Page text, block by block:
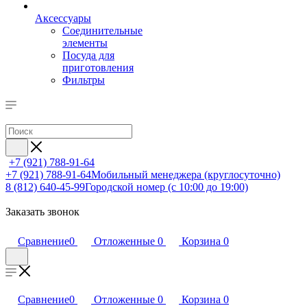
Аксессуары
Соединительные
элементы
Посуда для
приготовления
Фильтры
+7 (921) 788-91-64
+7 (921) 788-91-64Мобильный менеджера (круглосуточно)
8 (812) 640-45-99Городской номер (с 10:00 до 19:00)
Заказать звонок
Сравнение0 Отложенные 0 Корзина 0
Сравнение0 Отложенные 0 Корзина 0